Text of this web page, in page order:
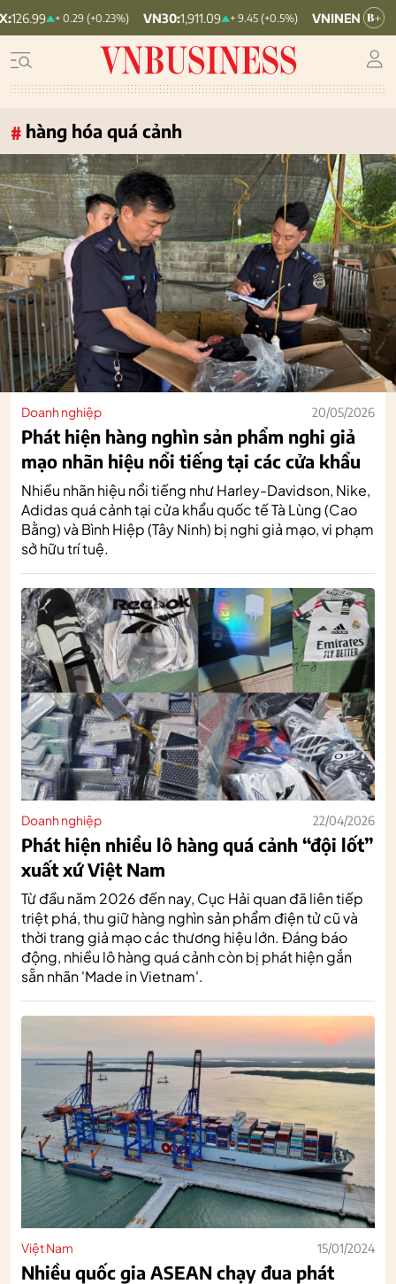
+ 0.29 (+0.23%) VN30:1,911.09 + 9.45 (+0.5%) VNINDEX: 1,768.06
# hàng hóa quá cảnh
Doanh nghiệp 20/05/2026
Phát hiện hàng nghìn sản phẩm nghi giả
mạo nhãn hiệu nổi tiếng tại các cửa khẩu
Nhiều nhãn hiệu nổi tiếng như Harley-Davidson, Nike,
Adidas quá cảnh tại cửa khẩu quốc tế Tà Lùng (Cao
Bằng) và Bình Hiệp (Tây Ninh) bị nghi giả mạo, vi phạm
sở hữu trí tuệ.
Doanh nghiệp 22/04/2026
Phát hiện nhiều lô hàng quá cảnh “đội lốt”
xuất xứ Việt Nam
Từ đầu năm 2026 đến nay, Cục Hải quan đã liên tiếp
triệt phá, thu giữ hàng nghìn sản phẩm điện tử cũ và
thời trang giả mạo các thương hiệu lớn. Đáng báo
động, nhiều lô hàng quá cảnh còn bị phát hiện gắn
sẵn nhãn 'Made in Vietnam'.
Việt Nam 15/01/2024
Nhiều quốc gia ASEAN chạy đua phát